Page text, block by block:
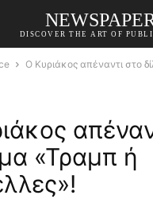
DISCOVER THE ART OF
Ο Κυριάκος απέναντι στο
«Τραμπ ή